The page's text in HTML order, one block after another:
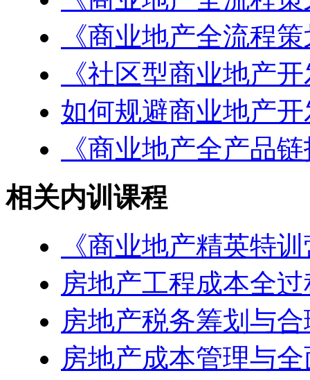
《商业地产全流程
《社区型商业地产
如何规避商业地产
《商业地产全产品
相关内训课程
《商业地产精英特
房地产工程成本全
房地产税务筹划与
房地产成本管理与